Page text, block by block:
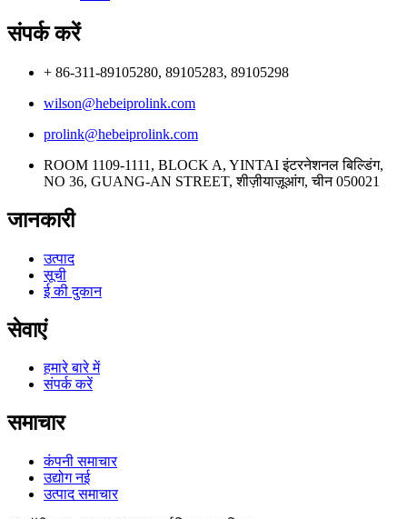
संपर्क करें
+ 86-311-89105280, 89105283, 89105298
wilson@hebeiprolink.com
prolink@hebeiprolink.com
ROOM 1109-1111, BLOCK A, YINTAI इंटरनेशनल बिल्डिंग,
NO 36, GUANG-AN STREET, शीज़ीयाज़ूआंग, चीन 050021
जानकारी
उत्पाद
सूची
ई की दुकान
सेवाएं
हमारे बारे में
संपर्क करें
समाचार
कंपनी समाचार
उद्योग नई
उत्पाद समाचार